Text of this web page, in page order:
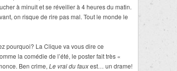
à minuit et se réveiller à 4 heures du matin.
on risque de rire pas mal. Tout le monde le
pourquoi? La Clique va vous dire ce
la comédie de l’été, le poster fait très «
Ben crime, Le vrai du fauxest… un drame!